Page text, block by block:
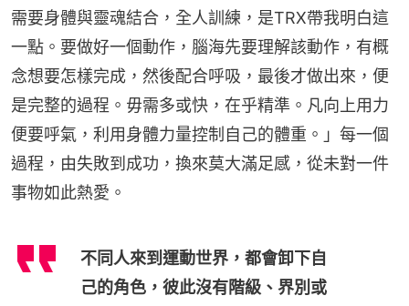
需要身體與靈魂結合，全人訓練，是TRX帶我明白這
一點。要做好一個動作，腦海先要理解該動作，有概
念想要怎樣完成，然後配合呼吸，最後才做出來，便
是完整的過程。毋需多或快，在乎精準。凡向上用力
便要呼氣，利用身體力量控制自己的體重。」每一個
過程，由失敗到成功，換來莫大滿足感，從未對一件
事物如此熱愛。
不同人來到運動世界，都會卸下自
己的角色，彼此沒有階級、界別或